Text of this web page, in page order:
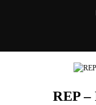
REP –